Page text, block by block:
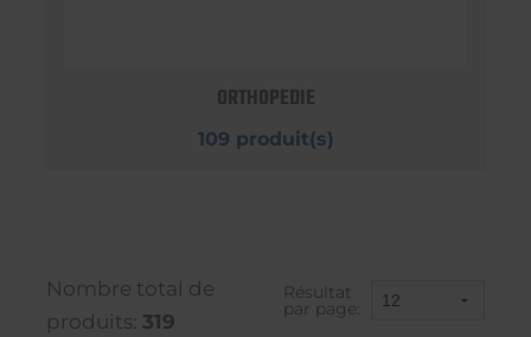
ORTHOPEDIE
109 produit(s)
Nombre total de
produits: 319
Résultat
par page: